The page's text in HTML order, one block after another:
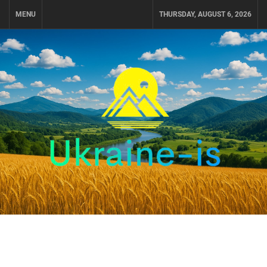
MENU THURSDAY, AUGUST 6, 2026
UKRAINE-IS
ПУТЕШЕСТВИЕ ПО УКРАИНЕ